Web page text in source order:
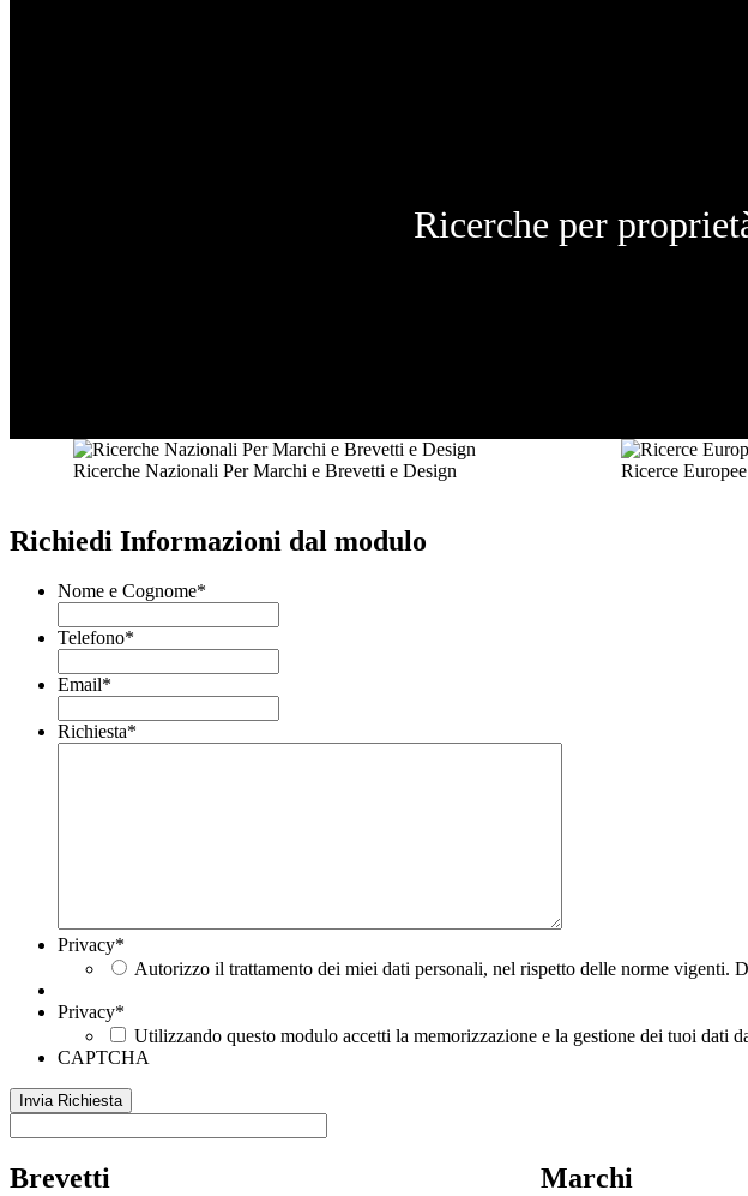
Ricerche per
Ricerche Nazionali Per Marchi e Brevetti e Design Ricerce
Richiedi Informazioni dal modulo
Nome e Cognome*
Telefono*
Email*
Richiesta*
Privacy*
Autorizzo il trattamento dei miei dati personali, nel rispetto delle norme vigenti.
Privacy*
Utilizzando questo modulo accetti la memorizzazione e la gestione dei tuoi dati
CAPTCHA
Brevetti Marchi